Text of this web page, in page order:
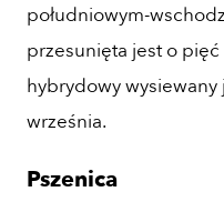
południowym-
przesunięta jest o
hybrydowy
września.
Pszenica